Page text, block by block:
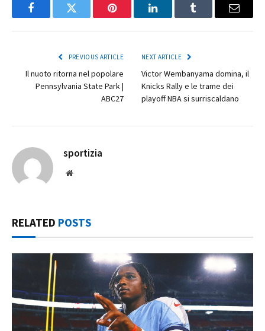
FacebookTwitter Pinterest LinkedInTumblr Email
PREVIOUS ARTICLE
Il nuoto ritorna nel popolare
Pennsylvania State Park |
ABC27
NEXT ARTICLE
Victor Wembanyama domina, il
Knicks Rally e le trame dei
playoff NBA si surriscaldano
sportizia
Website
RELATED POSTS